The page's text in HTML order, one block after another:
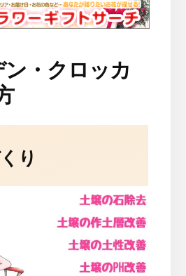
・クロッカ
り